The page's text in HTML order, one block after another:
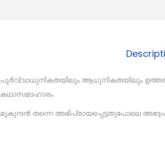
പൂർവ്വാധുനികതയിലും ആധുനികതയിലും
കഥാസമാഹാരം.
മുകുന്ദൻ തന്നെ അഭിപ്രായപ്പെട്ടതുപോലെ